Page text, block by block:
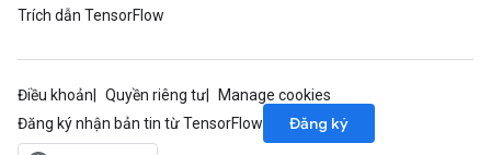
Trích dẫn TensorFlow
Điều khoản Quyền riêng tư
Manage cookies
Đăng ký nhận bản tin từ TensorFlow
Đăng ký